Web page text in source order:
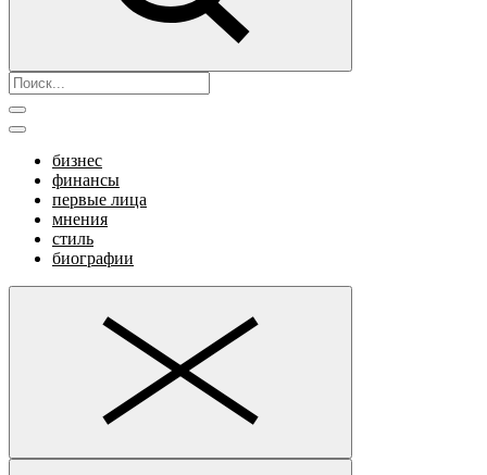
бизнес
финансы
первые лица
мнения
стиль
биографии